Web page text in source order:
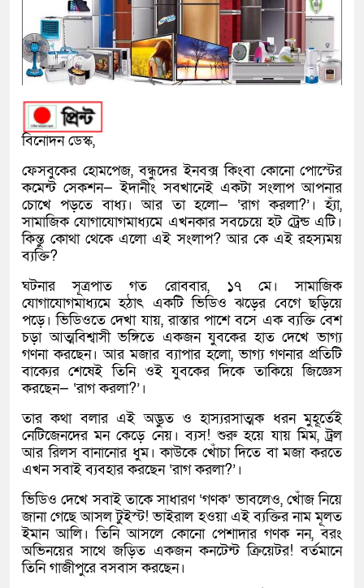
বিনোদন ডেস্ক,
ফেসবুকের হোমপেজ, বন্ধুদের ইনবক্স কিংবা কোনো পোস্টের
কমেন্ট সেকশন— ইদানীং সবখানেই একটা সংলাপ আপনার
চোখে পড়তে বাধ্য। আর তা হলো— ‘রাগ করলা?’। হ্যাঁ,
সামাজিক যোগাযোগমাধ্যমে এখনকার সবচেয়ে হট ট্রেন্ড এটি।
কিন্তু কোথা থেকে এলো এই সংলাপ? আর কে এই রহস্যময়
ব্যক্তি?
ঘটনার সূত্রপাত গত রোববার, ১৭ মে। সামাজিক
যোগাযোগমাধ্যমে হঠাৎ একটি ভিডিও ঝড়ের বেগে ছড়িয়ে
পড়ে। ভিডিওতে দেখা যায়, রাস্তার পাশে বসে এক ব্যক্তি বেশ
চড়া আত্মবিশ্বাসী ভঙ্গিতে একজন যুবকের হাত দেখে ভাগ্য
গণনা করছেন। আর মজার ব্যাপার হলো, ভাগ্য গণনার প্রতিটি
বাক্যের শেষেই তিনি ওই যুবকের দিকে তাকিয়ে জিজ্ঞেস
করছেন— ‘রাগ করলা?’।
তার কথা বলার এই অদ্ভুত ও হাস্যরসাত্মক ধরন মুহূর্তেই
নেটিজেনদের মন কেড়ে নেয়। ব্যস! শুরু হয়ে যায় মিম, ট্রল
আর রিলস বানানোর ধুম। কাউকে খোঁচা দিতে বা মজা করতে
এখন সবাই ব্যবহার করছেন ‘রাগ করলা?’।
ভিডিও দেখে সবাই তাকে সাধারণ ‘গণক’ ভাবলেও, খোঁজ নিয়ে
জানা গেছে আসল টুইস্ট! ভাইরাল হওয়া এই ব্যক্তির নাম মূলত
ইমান আলি। তিনি আসলে কোনো পেশাদার গণক নন, বরং
অভিনয়ের সাথে জড়িত একজন কনটেন্ট ক্রিয়েটর! বর্তমানে
তিনি গাজীপুরে বসবাস করছেন।